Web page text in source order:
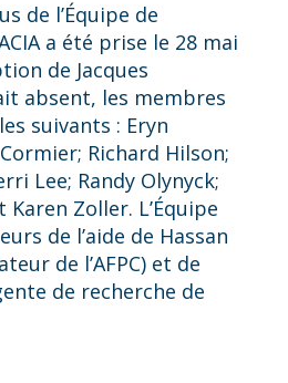
de l’Équipe de
a été prise le 28 mai
de Jacques
absent, les membres
suivants : Eryn
Richard Hilson;
Lee; Randy Olynyck;
Karen Zoller. L’Équipe
de l’aide de Hassan
de l’AFPC) et de
de recherche de